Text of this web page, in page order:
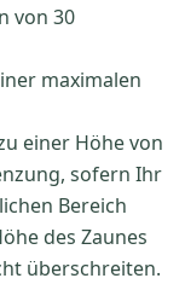
von 30
maximalen
einer Höhe von
sofern Ihr
Bereich
des Zaunes
überschreiten.